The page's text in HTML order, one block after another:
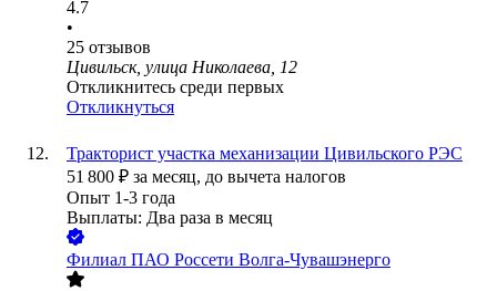
4.7
•
25 отзывов
Цивильск, улица Николаева, 12
Откликнитесь среди первых
Откликнуться
Тракторист участка механизации Цивильского РЭС
51 800 ₽ за месяц, до вычета налогов
Опыт 1-3 года
Выплаты: Два раза в месяц
Филиал ПАО Россети Волга-Чувашэнерго